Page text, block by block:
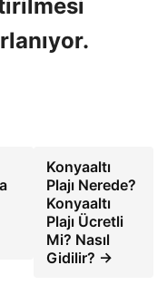
Konyaaltı
Plajı Nerede?
Konyaaltı
Plajı Ücretli
Mi? Nasıl
Gidilir? →